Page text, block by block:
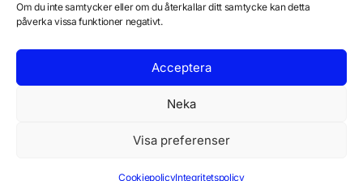
Om du inte samtycker eller om du återkallar ditt samtycke kan detta
påverka vissa funktioner negativt.
Acceptera
Neka
Visa preferenser
CookiepolicyIntegritetspolicy
© 2026 Daladatorer AB
Cookiepolicy